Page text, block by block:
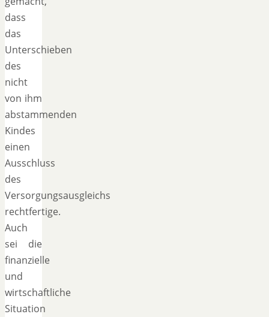
dass
das
Unterschieben
des
nicht
von ihm
abstammenden
Kindes
einen
Ausschluss
des
Versorgungsausgleichs
rechtfertige.
Auch
sei die
finanzielle
und
wirtschaftliche
Situation